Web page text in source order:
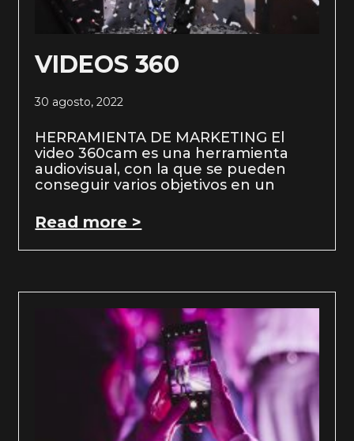
VIDEOS 360
30 agosto, 2022
HERRAMIENTA DE MARKETING El
video 360cam es una herramienta
audiovisual, con la que se pueden
conseguir varios objetivos en un
Read more >